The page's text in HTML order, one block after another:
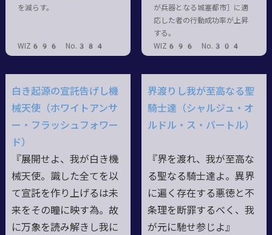
を減らす。
WIZ696 No.384
が兵器となる城塞都市］に適
応した者の行動成功率が上昇
する。
WIZ696 No.304
白き起源の宣託告げし機
械天使（ホワイトアンサ
ー・フラッシュフォワー
ド）
『展開せよ、我が白き機
械天使。識した全てを以
て宣託を作り上げるは未
来をその瞳に映す為。故
に万象を読み解きし我に
界渡りし我が至高なる聖
騎士達（シャルジュ・オ
ルドル・ス・バートル）
『界を渡れ、我が至高な
る聖なる騎士達よ。異界
に遍く存在する悪徳と不
条理を断罪するべく、我
が元に馳せ参じよ』